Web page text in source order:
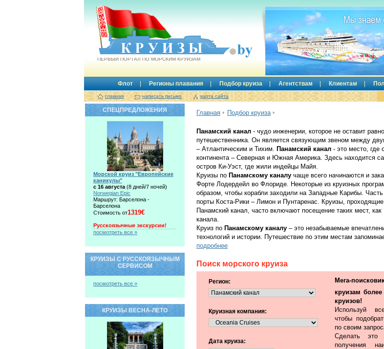
Круизы.by
ПЕРВЫЙ ПОРТАЛ ПО МОРСКИМ КРУИЗАМ
Флот Регионы плавания Подбор круиза Агентствам Клиентам
главная написать письмо карта сайта
Главная Подбор круиза
Панамский канал - чудо инженерии, которое не оставит
путешественника. Он является связующим звеном между
– Атлантическим и Тихим. Панамский канал - это место, где
континента – Северная и Южная Америка. Здесь находится
остров Ки-Уэст, где жили индейцы Майя.
Круизы по Панамскому каналу чаще всего начинаются и
Форте Лодердейл во Флориде. Некоторые из круизных
образом, чтобы корабли заходили на Западные Карибы.
порты Коста-Рики – Лимон и Пунтаренас. Круизы,
Панамский канал, часто включают посещение таких мест,
канала.
Круиз по Панамскому каналу – это незабываемые
технологий и истории. Путешествие по этим местам
подробнее
Поиск морского круиза
Регион:
Круизная компания:
Дата круиза:
Мега-
круизам более
круизов!
Используй
чтобы
по своим
Сделать это
получения
СПЕЦПРЕДЛОЖЕНИЯ
Морской круиз "Европейские
каникулы"
с 16 августа (8 дней/7 ночей)
Norwegian Epic
Маршрут: Барселона -
Барселона
Стоимость от1319€
Русскоязычные экскурсии!
посмотреть все »
КРУИЗЫ С РУССКОЯЗЫЧНЫМ
СЕРВИСОМ
посмотреть все »
КРУИЗЫ ВЕСНА-ЛЕТО